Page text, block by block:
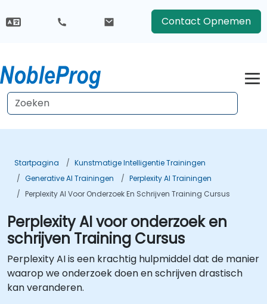
Contact Opnemen
Startpagina
Kunstmatige Intelligentie Trainingen
Generative AI Trainingen
Perplexity AI Trainingen
Perplexity AI Voor Onderzoek En Schrijven Training Cursus
Perplexity AI voor onderzoek en
schrijven Training Cursus
Perplexity AI is een krachtig hulpmiddel dat de manier
waarop we onderzoek doen en schrijven drastisch
kan veranderen.